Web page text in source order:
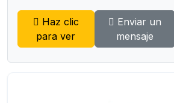
Haz clic
para ver
Enviar un
mensaje